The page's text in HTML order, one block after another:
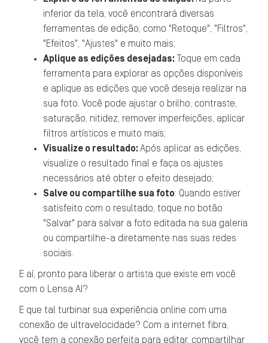
inferior da tela, você encontrará diversas
ferramentas de edição, como "Retoque", "Filtros",
"Efeitos", "Ajustes" e muito mais;
Aplique as edições desejadas: Toque em cada
ferramenta para explorar as opções disponíveis
e aplique as edições que você deseja realizar na
sua foto. Você pode ajustar o brilho, contraste,
saturação, nitidez, remover imperfeições, aplicar
filtros artísticos e muito mais;
Visualize o resultado:Após aplicar as edições,
visualize o resultado final e faça os ajustes
necessários até obter o efeito desejado;
Salve ou compartilhe sua foto: Quando estiver
satisfeito com o resultado, toque no botão
"Salvar" para salvar a foto editada na sua galeria
ou compartilhe-a diretamente nas suas redes
sociais.
E aí, pronto para liberar o artista que existe em você
com o Lensa AI?
E que tal turbinar sua experiência online com uma
conexão de ultravelocidade? Com a internet fibra,
você tem a conexão perfeita para editar, compartilhar